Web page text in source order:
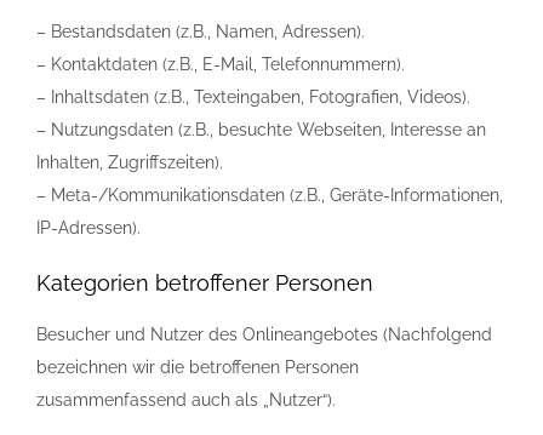
– Bestandsdaten (z.B., Namen, Adressen).
– Kontaktdaten (z.B., E-Mail, Telefonnummern).
– Inhaltsdaten (z.B., Texteingaben, Fotografien, Videos).
– Nutzungsdaten (z.B., besuchte Webseiten, Interesse an
Inhalten, Zugriffszeiten).
– Meta-/Kommunikationsdaten (z.B., Geräte-Informationen,
IP-Adressen).
Kategorien betroffener Personen
Besucher und Nutzer des Onlineangebotes (Nachfolgend
bezeichnen wir die betroffenen Personen
zusammenfassend auch als „Nutzer“).